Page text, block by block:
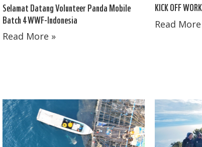
Selamat Datang Volunteer Panda Mobile
Batch 4 WWF-Indonesia
Read More »
KICK OFF
Read